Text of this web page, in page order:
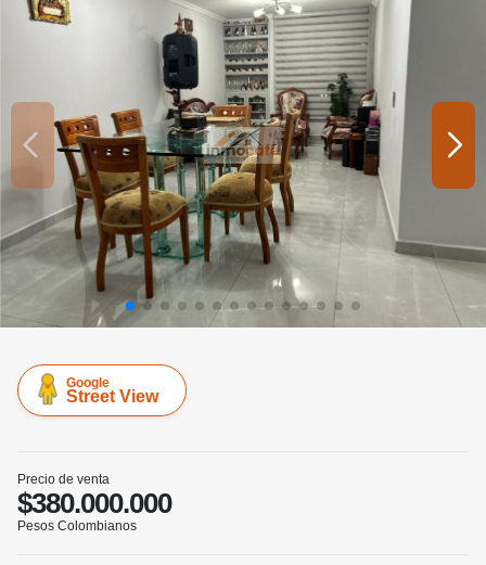
Google
Street View
Precio de venta
$380.000.000
Pesos Colombianos